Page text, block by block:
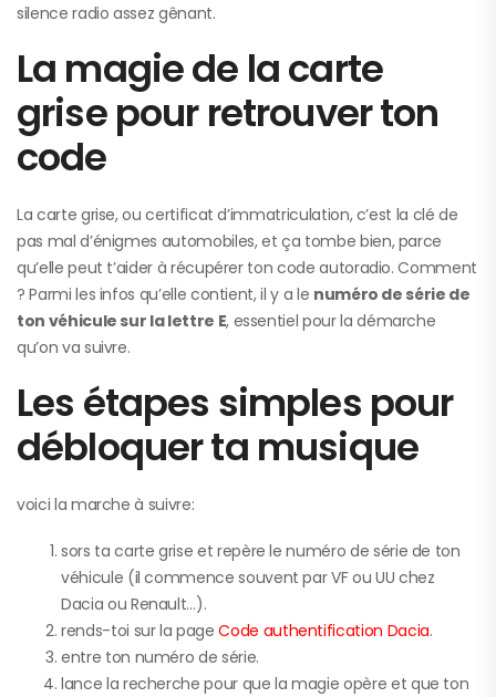
silence radio assez gênant.
La magie de la carte
grise pour retrouver ton
code
La carte grise, ou certificat d’immatriculation, c’est la clé de
pas mal d’énigmes automobiles, et ça tombe bien, parce
qu’elle peut t’aider à récupérer ton code autoradio. Comment
? Parmi les infos qu’elle contient, il y a le numéro de série de
ton véhicule sur la lettre E, essentiel pour la démarche
qu’on va suivre.
Les étapes simples pour
débloquer ta musique
voici la marche à suivre:
sors ta carte grise et repère le numéro de série de ton
véhicule (il commence souvent par VF ou UU chez
Dacia ou Renault…).
rends-toi sur la pageCode authentification Dacia.
entre ton numéro de série.
lance la recherche pour que la magie opère et que ton